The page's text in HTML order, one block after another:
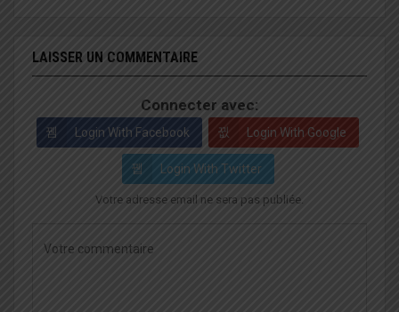
LAISSER UN COMMENTAIRE
Connecter avec:
Login With Facebook Login With Google
Login With Twitter
Votre adresse email ne sera pas publiée.